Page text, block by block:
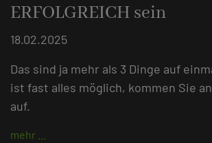
ERFOLGREICH sein
18.02.2025
Das sind ja mehr als 3 Dinge auf
ist fast alles möglich, kommen Sie
auf.
mehr …